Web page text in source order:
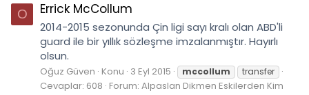
O Errick McCollum
2014-2015 sezonunda Çin ligi sayı kralı olan ABD'li
guard ile bir yıllık sözleşme imzalanmıştır. Hayırlı
olsun.
Oğuz Güven Konu 3 Eyl 2015 mccollum transfer
Cevaplar: 608 Forum: Alpaslan Dikmen Eskilerden Kim